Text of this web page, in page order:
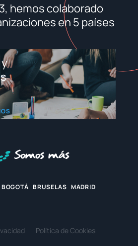
hemos colaborado
en 5 países
BRUSELAS MADRID
Política de Cookies